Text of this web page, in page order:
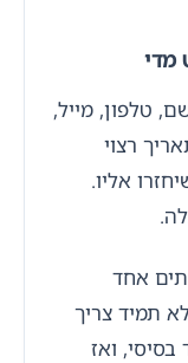
טלפון, מייל,
רצוי
אליו.
אחד
תמיד צריך
ואז